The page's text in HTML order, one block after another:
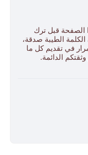
الصفحة قبل ترك
الطيبة صدقة،
في تقديم كل ما
الدائمة.